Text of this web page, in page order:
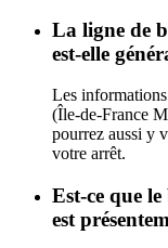
La ligne de
est-elle
Les informations
(Île-de-France
pourrez aussi y
votre arrêt.
Est-ce que
est